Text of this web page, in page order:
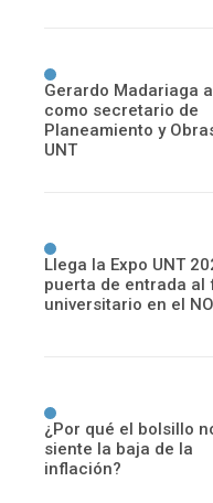
Gerardo Madariaga
como secretario de
Planeamiento y
UNT
Llega la Expo UNT
puerta de entrada al
universitario en el
¿Por qué el bolsillo
siente la baja de la
inflación?